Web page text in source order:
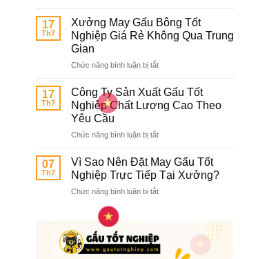
tặng
cuối
năm
Sản
Xuất
Gấu
Tốt
In
Thêu
Logo
Học
17
Th7
Xưởng May Gấu Bông Tốt
Nghiệp Giá Rẻ Không Qua Trung
Gian
Chức năng bình luận bị tắtở
May
Bông
Nghiệp
Rẻ
Không
Qua
Trung
17
Th7
Công Ty Sản Xuất Gấu Tốt
Nghiệp Chất Lượng Cao Theo
Yêu Cầu
Chức năng bình luận bị tắtở
Ty
Sản
Xuất
Gấu
Lượng
Cao
07
Th7
Vì Sao Nên Đặt May Gấu Tốt
Nghiệp Trực Tiếp Tại Xưởng?
Chức năng bình luận bị tắtở
Đặt
May